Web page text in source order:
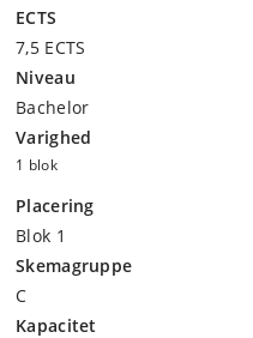
ECTS
7,5 ECTS
Niveau
Bachelor
Varighed
1 blok
Placering
Blok 1
Skemagruppe
C
Kapacitet